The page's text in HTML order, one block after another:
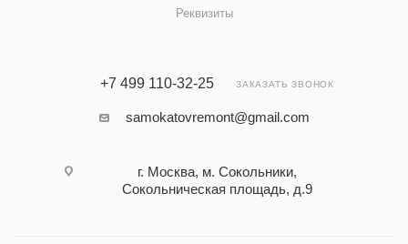
Реквизиты
+7 499 110-32-25 ЗАКАЗАТЬ ЗВОНОК
samokatovremont@gmail.com
г. Москва, м. Сокольники,
Сокольническая площадь, д.9